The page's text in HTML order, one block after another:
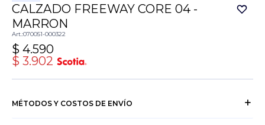
CALZADO FREEWAY CORE 04 -
MARRON
070051-000322
$ 4.590
$ 3.902
MÉTODOS Y COSTOS DE ENVÍO